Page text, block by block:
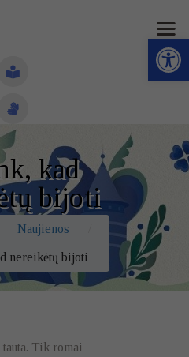
Open toolbar
kad
bijoti
Naujienos
nereikėtų bijoti
Tik romai